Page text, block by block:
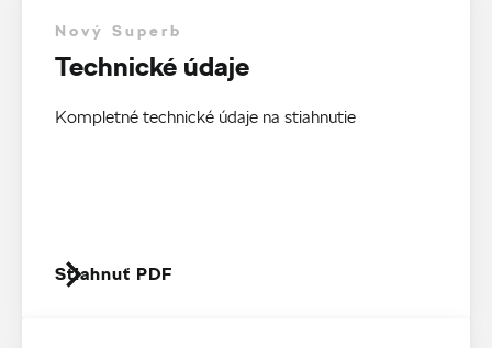
Nový Superb
Technické údaje
Kompletné technické údaje na stiahnutie
Stiahnuť PDF